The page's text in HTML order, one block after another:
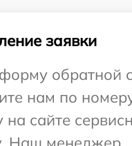
заявки
обратной
нам по
сайте